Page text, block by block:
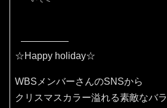
☆Happy holiday☆
WBSメンバーさんのSNSから
クリスマスカラー溢れる素敵なバ